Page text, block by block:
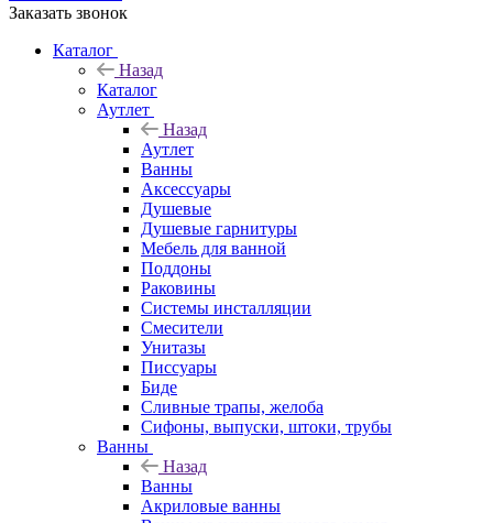
Заказать звонок
Каталог
Назад
Каталог
Аутлет
Назад
Аутлет
Ванны
Аксессуары
Душевые
Душевые гарнитуры
Мебель для ванной
Поддоны
Раковины
Системы инсталляции
Смесители
Унитазы
Писсуары
Биде
Сливные трапы, желоба
Сифоны, выпуски, штоки, трубы
Ванны
Назад
Ванны
Акриловые ванны